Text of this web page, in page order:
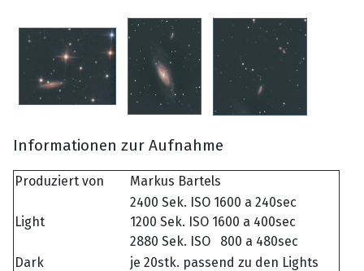
Informationen zur Aufnahme
Produziert von Markus Bartels
Light
2400 Sek. ISO 1600 a 240sec
1200 Sek. ISO 1600 a 400sec
2880 Sek. ISO 800 a 480sec
Dark
je 20stk. passend zu den Lights